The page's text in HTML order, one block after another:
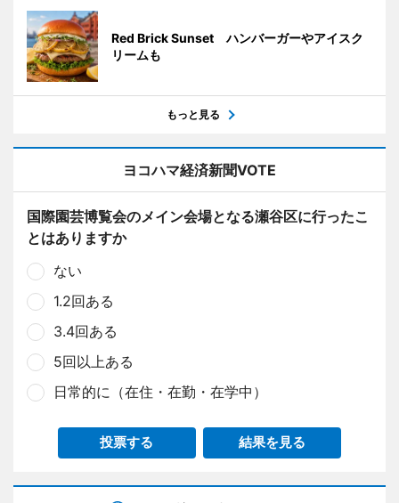
Red Brick Sunset ハンバーガーやアイスク
リームも
もっと見る
ヨコハマ経済新聞VOTE
国際園芸博覧会のメイン会場となる瀬谷区に行ったこ
とはありますか
ない
1.2回ある
3.4回ある
5回以上ある
日常的に（在住・在勤・在学中）
投票する 結果を見る